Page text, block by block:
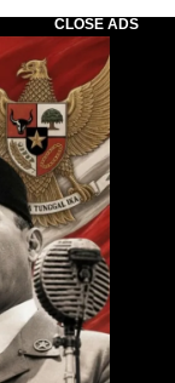
CLOSE ADS